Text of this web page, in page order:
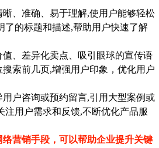
晰、准确、易于理解,使用户能够轻松
了的标题和描述,帮助用户快速了解
、差异化卖点、吸引眼球的宣传语
索前几页,增强用户印象，优化用户
用户咨询或预约留言,引用大型案例或
注用户需求和反馈,不断优化产品服
络营销手段，可以帮助企业提升关键